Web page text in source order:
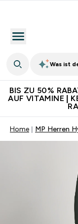
Was ist
BIS ZU 50%
AUF VITAMINE |
Home MP Herren